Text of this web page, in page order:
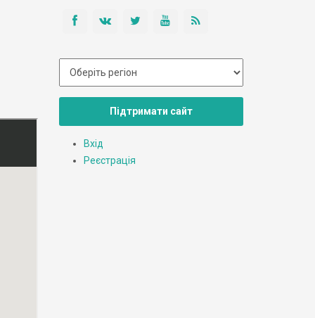
Підтримати сайт
Вхід
Реєстрація